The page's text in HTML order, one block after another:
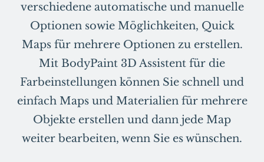
verschiedene automatische und manuelle
Optionen sowie Möglichkeiten, Quick
Maps für mehrere Optionen zu erstellen.
Mit BodyPaint 3D Assistent für die
Farbeinstellungen können Sie schnell und
einfach Maps und Materialien für mehrere
Objekte erstellen und dann jede Map
weiter bearbeiten, wenn Sie es wünschen.